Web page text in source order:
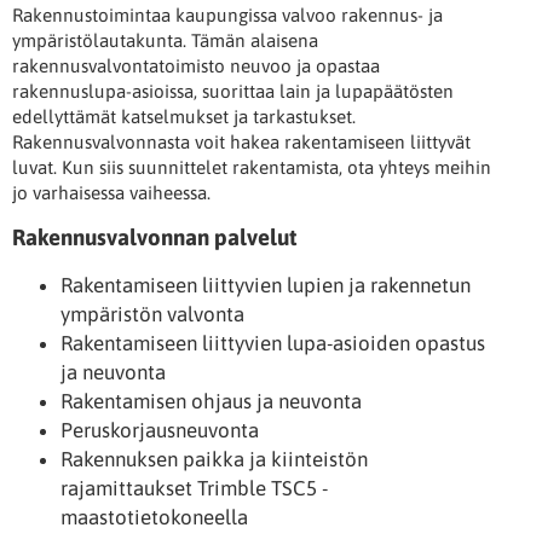
Rakennustoimintaa kaupungissa valvoo rakennus- ja
ympäristölautakunta. Tämän alaisena
rakennusvalvontatoimisto neuvoo ja opastaa
rakennuslupa-asioissa, suorittaa lain ja lupapäätösten
edellyttämät katselmukset ja tarkastukset.
Rakennusvalvonnasta voit hakea rakentamiseen liittyvät
luvat. Kun siis suunnittelet rakentamista, ota yhteys meihin
jo varhaisessa vaiheessa.
Rakennusvalvonnan palvelut
Rakentamiseen liittyvien lupien ja rakennetun
ympäristön valvonta
Rakentamiseen liittyvien lupa-asioiden opastus
ja neuvonta
Rakentamisen ohjaus ja neuvonta
Peruskorjausneuvonta
Rakennuksen paikka ja kiinteistön
rajamittaukset Trimble TSC5 -
maastotietokoneella